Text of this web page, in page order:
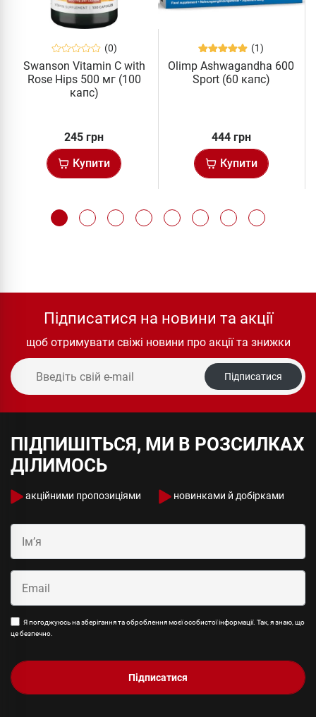
(0)
Swanson Vitamin C with
Rose Hips 500 мг (100
капс)
245 грн
Купити
(1)
Olimp Ashwagandha 600
Sport (60 капс)
444 грн
Купити
Підписатися на новини та акції
щоб отримувати свіжі новини про акції та знижки
Підписатися
ПІДПИШІТЬСЯ, МИ В РОЗСИЛКАХ
ДІЛИМОСЬ
акційними пропозиціями новинками й добірками
Я погоджуюсь на зберігання та оброблення моєї особистої інформації. Так, я знаю, що
це безпечно.
Підписатися